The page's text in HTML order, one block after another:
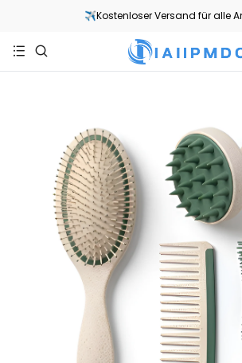
✈Kostenloser Versand für alle